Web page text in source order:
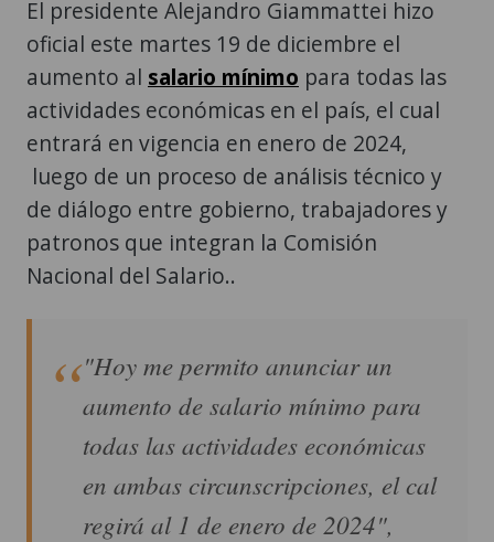
El presidente Alejandro Giammattei hizo
oficial este martes 19 de diciembre el
aumento al salario mínimo para todas las
actividades económicas en el país, el cual
entrará en vigencia en enero de 2024,
luego de un proceso de análisis técnico y
de diálogo entre gobierno, trabajadores y
patronos que integran la Comisión
Nacional del Salario..
"Hoy me permito anunciar un
aumento de salario mínimo para
todas las actividades económicas
en ambas circunscripciones, el cal
regirá al 1 de enero de 2024",